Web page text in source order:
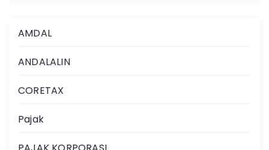
AMDAL
ANDALALIN
CORETAX
Pajak